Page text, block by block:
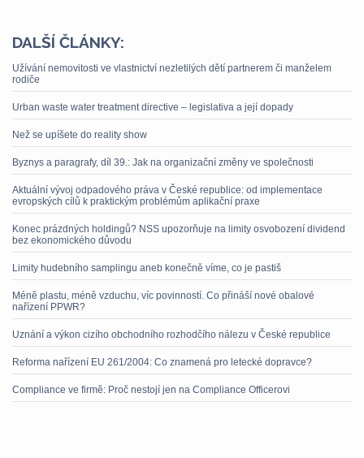
DALŠÍ ČLÁNKY:
Užívání nemovitosti ve vlastnictví nezletilých dětí partnerem či manželem
rodiče
Urban waste water treatment directive – legislativa a její dopady
Než se upíšete do reality show
Byznys a paragrafy, díl 39.: Jak na organizační změny ve společnosti
Aktuální vývoj odpadového práva v České republice: od implementace
evropských cílů k praktickým problémům aplikační praxe
Konec prázdných holdingů? NSS upozorňuje na limity osvobození dividend
bez ekonomického důvodu
Limity hudebního samplingu aneb konečně víme, co je pastiš
Méně plastu, méně vzduchu, víc povinností. Co přináší nové obalové
nařízení PPWR?
Uznání a výkon cizího obchodního rozhodčího nálezu v České republice
Reforma nařízení EU 261/2004: Co znamená pro letecké dopravce?
Compliance ve firmě: Proč nestojí jen na Compliance Officerovi